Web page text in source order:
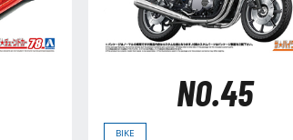
NO.45
BIKE